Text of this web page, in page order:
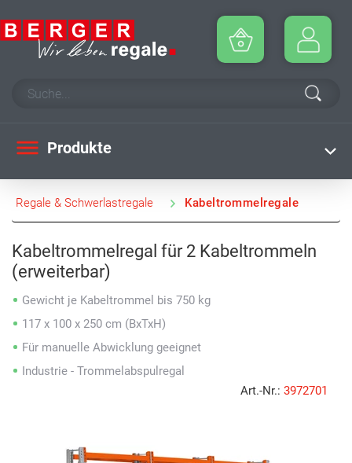
Produkte
Regale & Schwerlastregale Kabeltrommelregale
Kabeltrommelregal für 2 Kabeltrommeln
(erweiterbar)
Gewicht je Kabeltrommel bis 750 kg
117 x 100 x 250 cm (BxTxH)
Für manuelle Abwicklung geeignet
Industrie - Trommelabspulregal
Art.-Nr.: 3972701